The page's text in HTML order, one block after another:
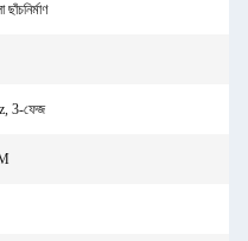
3-ফেজ